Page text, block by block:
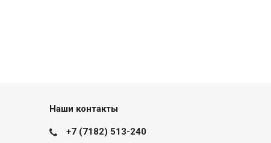
Наши контакты
+7 (7182) 513-240